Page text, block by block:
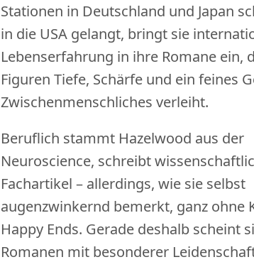
Stationen in Deutschland und Japan
in die USA gelangt, bringt sie
Lebenserfahrung in ihre Romane ein,
Figuren Tiefe, Schärfe und ein feines
Zwischenmenschliches verleiht.
Beruflich stammt Hazelwood aus der
Neuroscience, schreibt
Fachartikel – allerdings, wie sie selbst
augenzwinkernd bemerkt, ganz ohne
Happy Ends. Gerade deshalb scheint
Romanen mit besonderer